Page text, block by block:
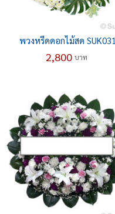
พวงหรีดดอกไม้สด SUK031
2,800 บาท